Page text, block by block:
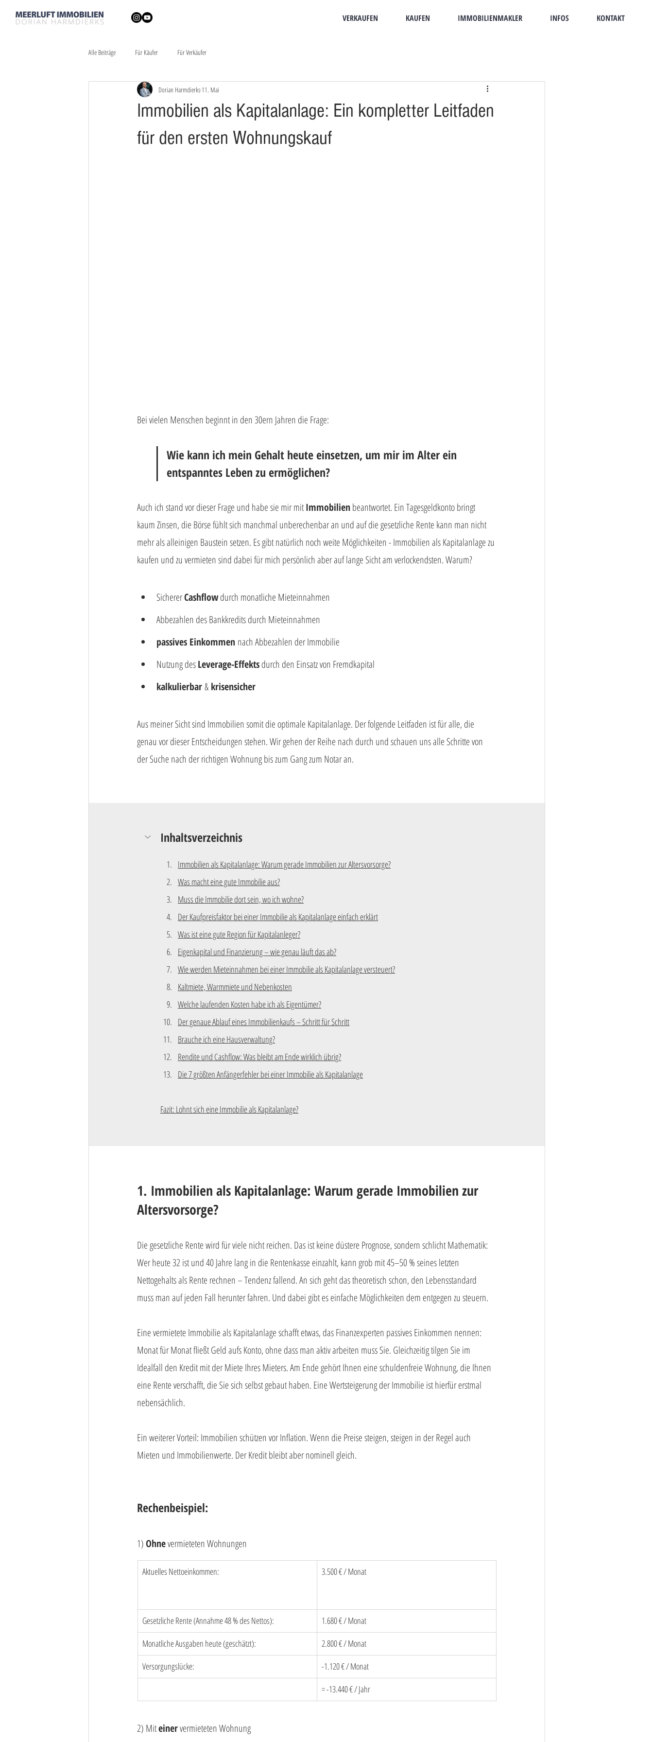
VERKAUFEN KAUFEN IMMOBILIENMAKLER INFOS KONTAKT
Alle Beiträge Für Käufer Für Verkäufer
Immobilien als Kapitalanlage: Ein kompletter Leitfaden
für den ersten Wohnungskauf
Dorian Harmdierks 11. Mai
Bei vielen Menschen beginnt in den 30ern Jahren die Frage:
Wie kann ich mein Gehalt heute einsetzen, um mir im Alter ein
entspanntes Leben zu ermöglichen?
Auch ich stand vor dieser Frage und habe sie mir mit Immobilien beantwortet. Ein Tagesgeldkonto bringt
kaum Zinsen, die Börse fühlt sich manchmal unberechenbar an und auf die gesetzliche Rente kann man nicht
mehr als alleinigen Baustein setzen. Es gibt natürlich noch weite Möglichkeiten - Immobilien als Kapitalanlage zu
kaufen und zu vermieten sind dabei für mich persönlich aber auf lange Sicht am verlockendsten. Warum?
Sicherer Cashflow durch monatliche Mieteinnahmen
Abbezahlen des Bankkredits durch Mieteinnahmen
passives Einkommen nach Abbezahlen der Immobilie
Nutzung des Leverage-Effekts durch den Einsatz von Fremdkapital
kalkulierbar & krisensicher
Aus meiner Sicht sind Immobilien somit die optimale Kapitalanlage. Der folgende Leitfaden ist für alle, die
genau vor dieser Entscheidungen stehen. Wir gehen der Reihe nach durch und schauen uns alle Schritte von
der Suche nach der richtigen Wohnung bis zum Gang zum Notar an.
Inhaltsverzeichnis
Immobilien als Kapitalanlage: Warum gerade Immobilien zur Altersvorsorge?
Was macht eine gute Immobilie aus?
Muss die Immobilie dort sein, wo ich wohne?
Der Kaufpreisfaktor bei einer Immobilie als Kapitalanlage einfach erklärt
Was ist eine gute Region für Kapitalanleger?
Eigenkapital und Finanzierung – wie genau läuft das ab?
Wie werden Mieteinnahmen bei einer Immobilie als Kapitalanlage versteuert?
Kaltmiete, Warmmiete und Nebenkosten
Welche laufenden Kosten habe ich als Eigentümer?
Der genaue Ablauf eines Immobilienkaufs – Schritt für Schritt
Brauche ich eine Hausverwaltung?
Rendite und Cashflow: Was bleibt am Ende wirklich übrig?
Die 7 größten Anfängerfehler bei einer Immobilie als Kapitalanlage
Fazit: Lohnt sich eine Immobilie als Kapitalanlage?
1. Immobilien als Kapitalanlage: Warum gerade Immobilien zur
Altersvorsorge?
Die gesetzliche Rente wird für viele nicht reichen. Das ist keine düstere Prognose, sondern schlicht Mathematik:
Wer heute 32 ist und 40 Jahre lang in die Rentenkasse einzahlt, kann grob mit 45–50 % seines letzten
Nettogehalts als Rente rechnen – Tendenz fallend. An sich geht das theoretisch schon, den Lebensstandard
muss man auf jeden Fall herunter fahren. Und dabei gibt es einfache Möglichkeiten dem entgegen zu steuern.
Eine vermietete Immobilie als Kapitalanlage schafft etwas, das Finanzexperten passives Einkommen nennen:
Monat für Monat fließt Geld aufs Konto, ohne dass man aktiv arbeiten muss Sie. Gleichzeitig tilgen Sie im
Idealfall den Kredit mit der Miete Ihres Mieters. Am Ende gehört Ihnen eine schuldenfreie Wohnung, die Ihnen
eine Rente verschafft, die Sie sich selbst gebaut haben. Eine Wertsteigerung der Immobilie ist hierfür erstmal
nebensächlich.
Ein weiterer Vorteil: Immobilien schützen vor Inflation. Wenn die Preise steigen, steigen in der Regel auch
Mieten und Immobilienwerte. Der Kredit bleibt aber nominell gleich.
Rechenbeispiel:
1) Ohne vermieteten Wohnungen
Aktuelles Nettoeinkommen: 3.500 € / Monat
Gesetzliche Rente (Annahme 48 % des Nettos):
1.680 € / Monat
Monatliche Ausgaben heute (geschätzt):
2.800 € / Monat
Versorgungslücke:
-1.120 € / Monat
= -13.440 € / Jahr
2) Mit einer vermieteten Wohnung